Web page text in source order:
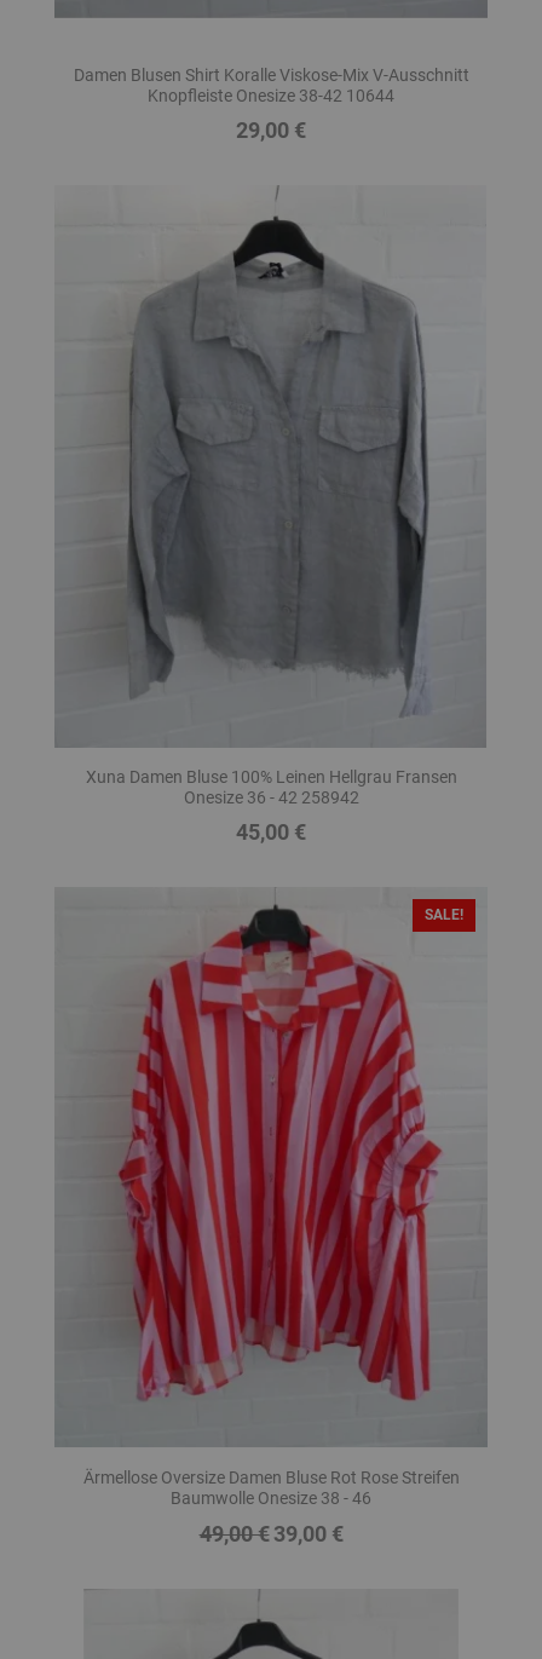
Damen Blusen Shirt Koralle Viskose-Mix V-Ausschnitt
Knopfleiste Onesize 38-42 10644
Preis
29,00 €
Xuna Damen Bluse 100% Leinen Hellgrau Fransen
Onesize 36 - 42 258942
Preis
45,00 €
Ärmellose Oversize Damen Bluse Rot Rose Streifen
Baumwolle Onesize 38 - 46
Regulärer
49,00 € Preis
39,00 €
SALE!